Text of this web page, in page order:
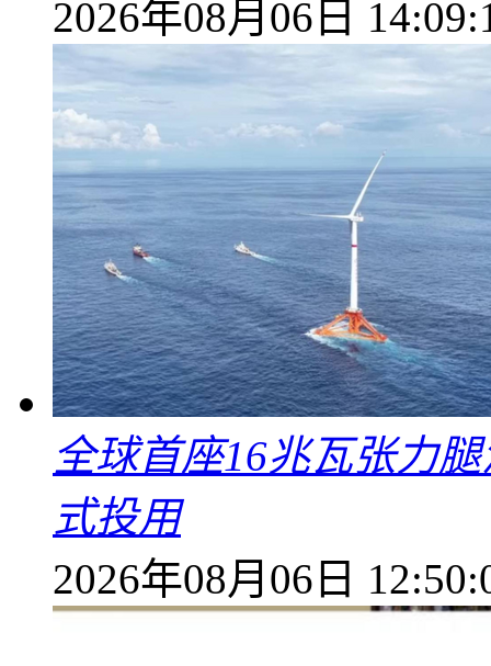
2026年08月06日
全球首座16兆瓦张力
式投用
2026年08月06日